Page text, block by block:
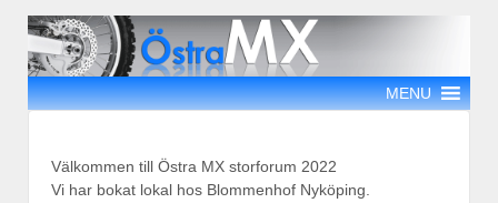
MENU
Välkommen till Östra MX storforum 2022
Vi har bokat lokal hos Blommenhof Nyköping.